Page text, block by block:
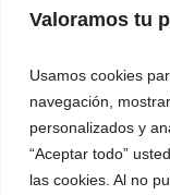
Valoramos tu
Usamos cookies
navegación,
personalizados y
“Aceptar todo”
las cookies. Al no
Derecho Civil
Trámites Legales
Política de
Política de